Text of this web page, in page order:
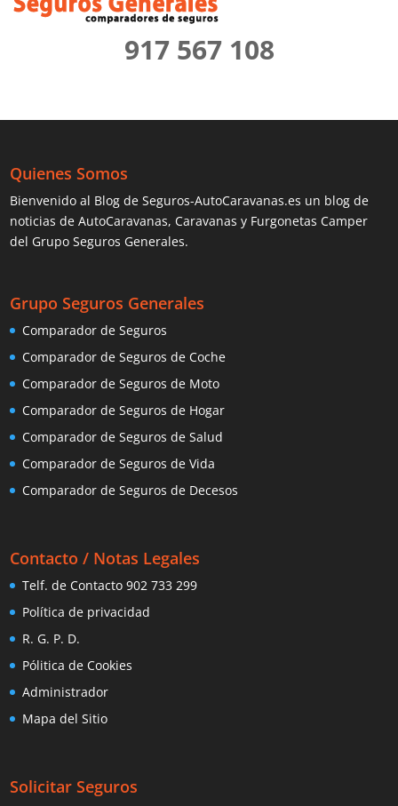
917 567 108
Quienes Somos
Bienvenido al Blog de Seguros-AutoCaravanas.es un blog de
noticias de AutoCaravanas, Caravanas y Furgonetas Camper
del Grupo Seguros Generales.
Grupo Seguros Generales
Comparador de Seguros
Comparador de Seguros de Coche
Comparador de Seguros de Moto
Comparador de Seguros de Hogar
Comparador de Seguros de Salud
Comparador de Seguros de Vida
Comparador de Seguros de Decesos
Contacto / Notas Legales
Telf. de Contacto 902 733 299
Política de privacidad
R. G. P. D.
Pólitica de Cookies
Administrador
Mapa del Sitio
Solicitar Seguros